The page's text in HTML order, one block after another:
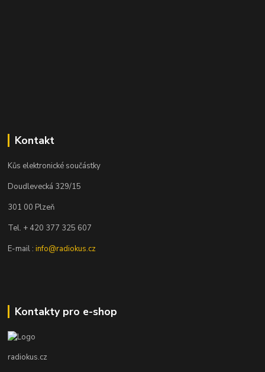
Kontakt
Kůs elektronické součástky
Doudlevecká 329/15
301 00 Plzeň
Tel. + 420 377 325 607
E-mail :info@radiokus.cz
Kontakty pro e-shop
radiokus.cz